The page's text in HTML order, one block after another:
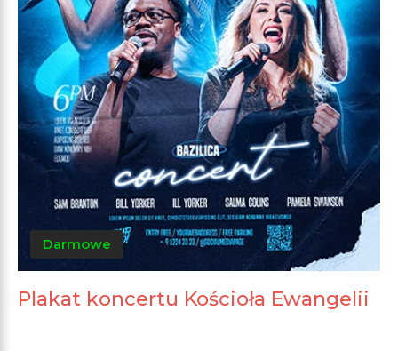
Darmowe
Plakat koncertu Kościoła Ewangelii